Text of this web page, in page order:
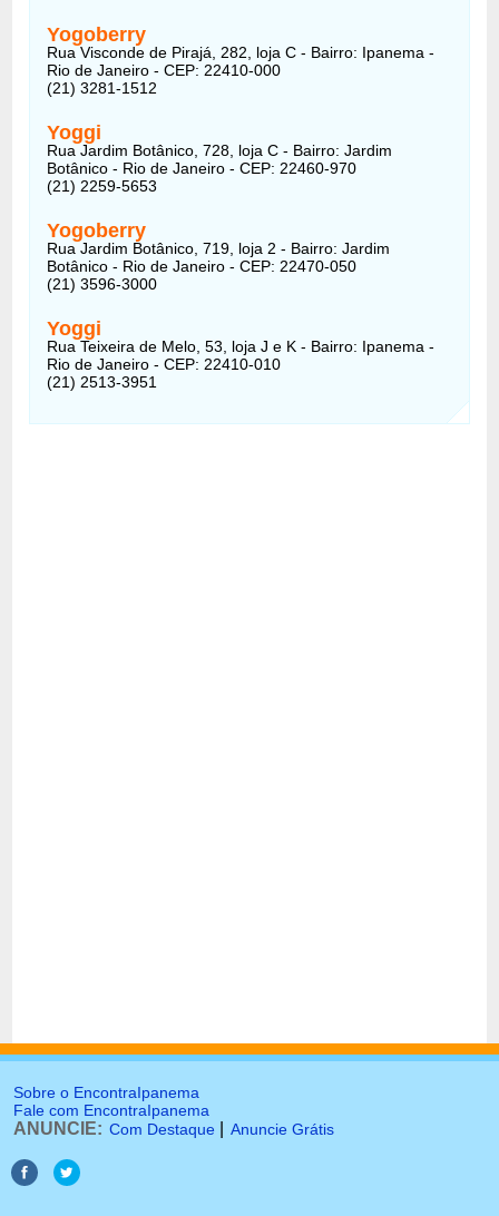
Yogoberry
Rua Visconde de Pirajá, 282, loja C - Bairro: Ipanema -
Rio de Janeiro - CEP: 22410-000
(21) 3281-1512
Yoggi
Rua Jardim Botânico, 728, loja C - Bairro: Jardim
Botânico - Rio de Janeiro - CEP: 22460-970
(21) 2259-5653
Yogoberry
Rua Jardim Botânico, 719, loja 2 - Bairro: Jardim
Botânico - Rio de Janeiro - CEP: 22470-050
(21) 3596-3000
Yoggi
Rua Teixeira de Melo, 53, loja J e K - Bairro: Ipanema -
Rio de Janeiro - CEP: 22410-010
(21) 2513-3951
Sobre o EncontraIpanema
Fale com EncontraIpanema
ANUNCIE: Com Destaque Anuncie Grátis